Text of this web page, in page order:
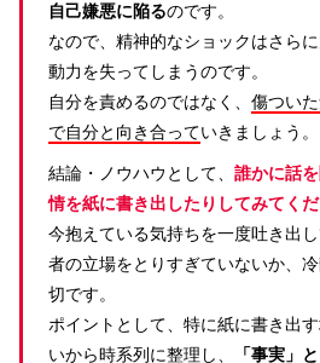
自己嫌悪に陥るのです。
なので、精神的なショックはさら
動力を失ってしまうのです。
自分を責めるのではなく、 傷つい
で自分と向き合っていきましょう。
結論・ノウハウとして、 誰かに話
情を紙に書き出したりしてみてくだ
今抱えている気持ちを一度吐き出
者の立場をとりすぎていないか、
切です。
ポイントとして、特に紙に書き出
いから時系列に整理し、
「事実」